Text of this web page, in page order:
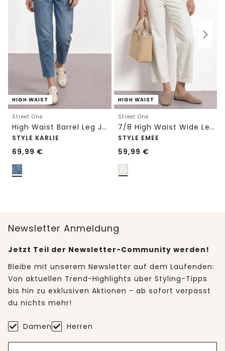
HIGH WAIST
Street One
High Waist Barrel Leg Jeans im Loose Fit
STYLE KARLIE
69,99 €
HIGH WAIST
Street One
7/8 High Waist Wide Leg Jeans im Loose Fit
STYLE EMEE
59,99 €
Newsletter Anmeldung
Jetzt Teil der Newsletter-Community werden!
Bleibe mit unserem Newsletter auf dem Laufenden:
Von aktuellen Trend-Highlights über Styling-Tipps
bis hin zu exklusiven Aktionen - ab sofort verpasst
du nichts mehr!
Damen Herren